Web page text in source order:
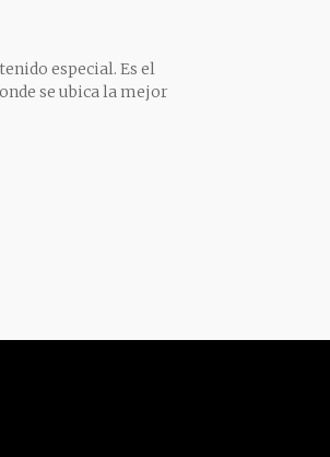
especial. Es el
se ubica la mejor